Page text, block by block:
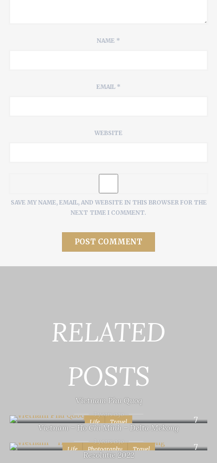
NAME *
EMAIL *
WEBSITE
SAVE MY NAME, EMAIL, AND WEBSITE IN THIS BROWSER FOR THE
NEXT TIME I COMMENT.
RELATED
POSTS
Life Travel 7
Vietnam Phu Quoq
3 years ago
Life Photography Travel 7
Vietnam – Ho Chi Minh – Delta Mekong
3 years ago
Rezolutie 2022